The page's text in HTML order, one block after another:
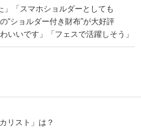
」「スマホショルダーとしても
ショルダー付き財布”が大好評
いいです」「フェスで活躍しそう」
リスト」は？